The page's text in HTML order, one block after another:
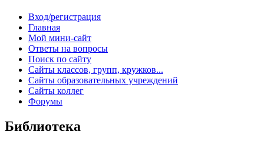
Вход/регистрация
Главная
Мой мини-сайт
Ответы на вопросы
Поиск по сайту
Сайты классов, групп, кружков...
Сайты образовательных учреждений
Сайты коллег
Форумы
Библиотека